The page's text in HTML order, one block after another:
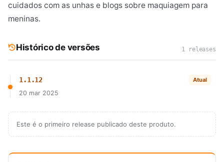
cuidados com as unhas e blogs sobre maquiagem para
meninas.
Histórico de versões 1 releases
1.1.12 Atual
20 mar 2025
Este é o primeiro release publicado deste produto.